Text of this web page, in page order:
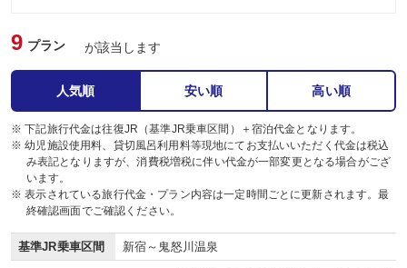
9 プラン が該当します
人気順 安い順 高い順
※ 下記旅行代金は往復JR（基準JR乗車区間）＋宿泊代金となります。
※ 幼児施設使用料、貸切風呂利用料等現地にてお支払いいただく代金は税込
み表記となりますが、消費税増税に伴い代金が一部変更となる場合がござ
います。
※ 表示されている旅行代金・プラン内容は一定時間ごとに更新されます。最
終確認画面でご確認ください。
基準JR乗車区間 新宿～鬼怒川温泉